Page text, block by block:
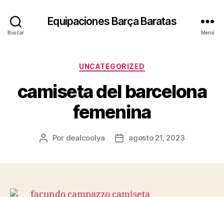
Buscar
Equipaciones Barça Baratas
Menú
Categorías
UNCATEGORIZED
camiseta del barcelona
femenina
Autor
Por dealcoolya
Fechaagosto 21, 2023